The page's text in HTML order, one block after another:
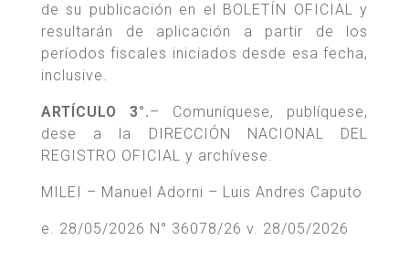
de su publicación en el BOLETÍN OFICIAL y
resultarán de aplicación a partir de los
períodos fiscales iniciados desde esa fecha,
inclusive.
ARTÍCULO 3°.– Comuníquese, publíquese,
dese a la DIRECCIÓN NACIONAL DEL
REGISTRO OFICIAL y archívese.
MILEI – Manuel Adorni – Luis Andres Caputo
e. 28/05/2026 N° 36078/26 v. 28/05/2026